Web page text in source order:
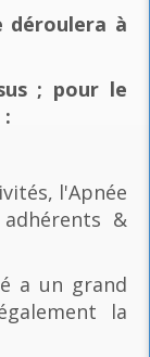
déroulera à
; pour le
:
l'Apnée
&
a un grand
la